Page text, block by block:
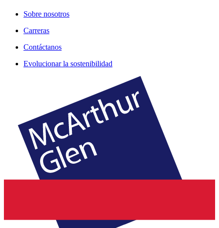
Sobre nosotros
Carreras
Contáctanos
Evolucionar la sostenibilidad